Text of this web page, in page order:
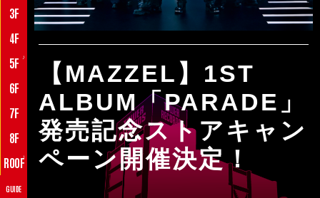
3F
4F
5F
♪
6F
7F
8F
ROOF♪
GUIDE
【MAZZEL】1ST
ALBUM「PARADE」
発売記念ストアキャン
ペーン開催決定！